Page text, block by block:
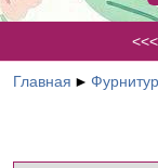
Главная ►